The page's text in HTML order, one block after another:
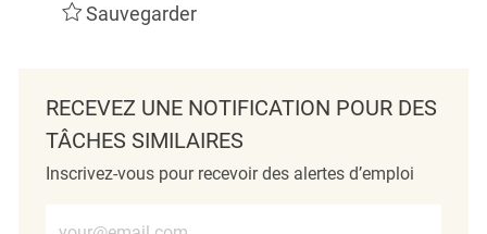
Sauvegarder
RECEVEZ UNE NOTIFICATION POUR DES
TÂCHES SIMILAIRES
Inscrivez-vous pour recevoir des alertes d’emploi